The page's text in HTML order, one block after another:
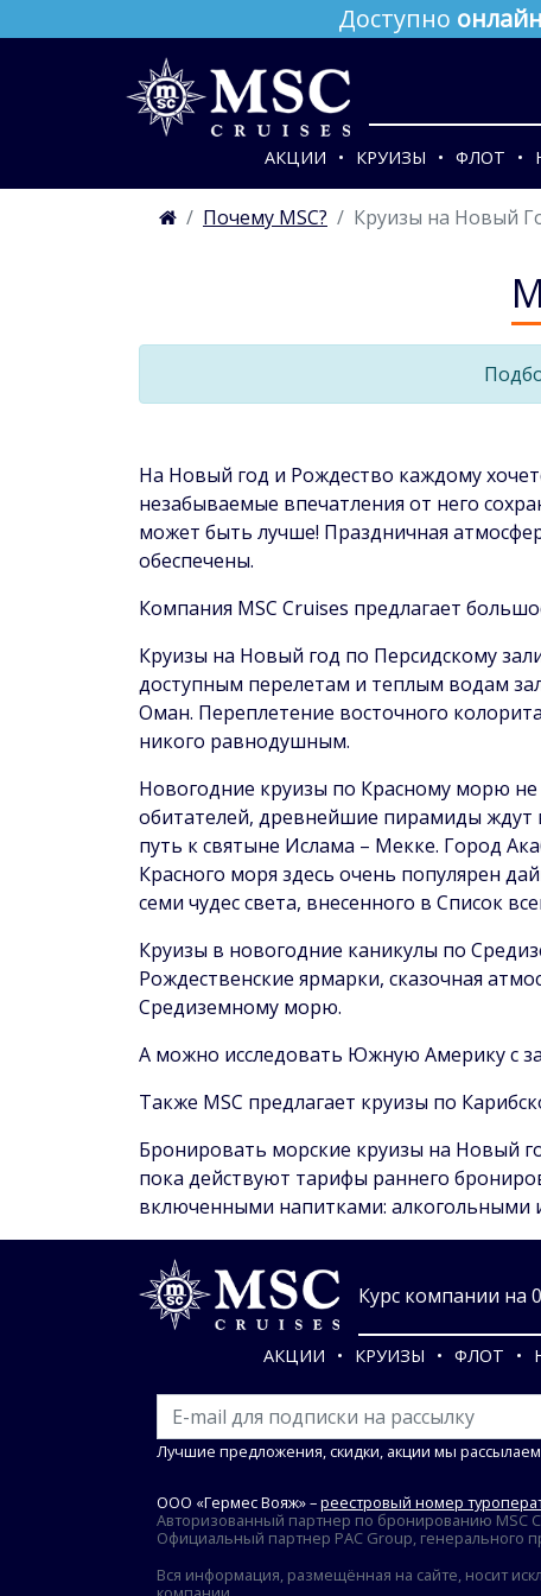
Доступно
АКЦИИ КРУИЗЫ ФЛОТ
Почему MSC? Круизы на Новый
На Новый год и Рождество каждому
незабываемые впечатления от него
может быть лучше! Праздничная
обеспечены.
Компания MSC Cruises предлагает
Круизы на Новый год по Персидскому
доступным перелетам и теплым водам
Оман. Переплетение восточного
никого равнодушным.
Новогодние круизы по Красному морю
обитателей, древнейшие пирамиды ждут
путь к святыне Ислама – Мекке. Город
Красного моря здесь очень популярен
семи чудес света, внесенного в Список
Круизы в новогодние каникулы по
Рождественские ярмарки, сказочная
Средиземному морю.
А можно исследовать Южную Америку с
Также MSC предлагает круизы по
Бронировать морские круизы на Новый
пока действуют тарифы раннего
включенными напитками: алкогольными
Курс компании на
АКЦИИ КРУИЗЫ ФЛОТ
Лучшие предложения, скидки, акции мы
ООО «Гермес Вояж» –реестровый номер
Авторизованный партнер по бронированию MSC
Официальный партнер PAC Group, генерального
Вся информация, размещённая на сайте, носит